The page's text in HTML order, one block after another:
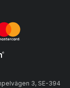
3, SE-394